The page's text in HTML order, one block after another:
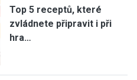
Top 5 receptů, které
zvládnete připravit i při
hra…